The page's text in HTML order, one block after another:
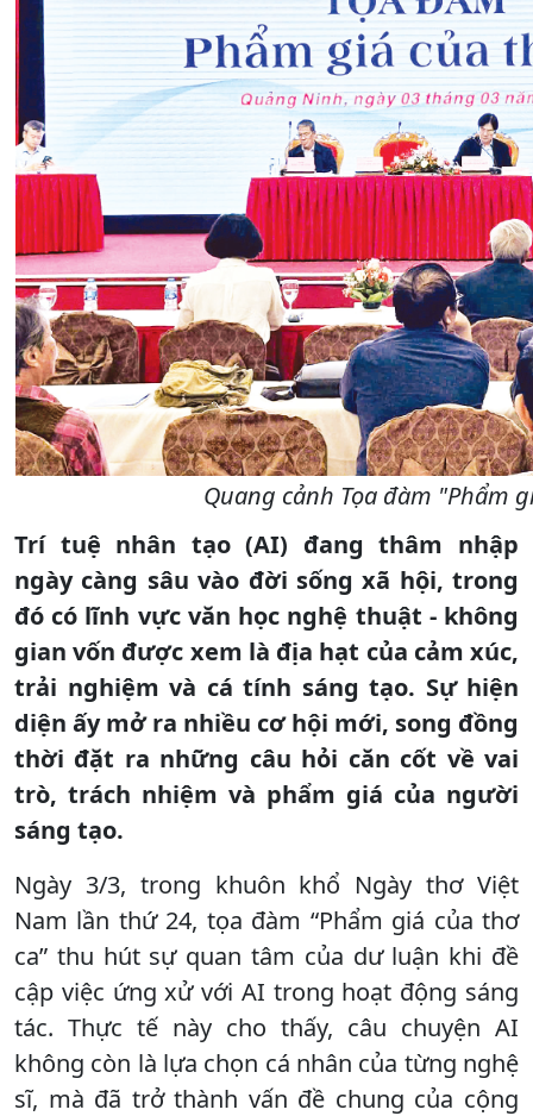
Quang cảnh Tọa đàm "Phẩm
Trí tuệ nhân tạo (AI) đang thâm nhập
ngày càng sâu vào đời sống xã hội, trong
đó có lĩnh vực văn học nghệ thuật - không
gian vốn được xem là địa hạt của cảm xúc,
trải nghiệm và cá tính sáng tạo. Sự hiện
diện ấy mở ra nhiều cơ hội mới, song đồng
thời đặt ra những câu hỏi căn cốt về vai
trò, trách nhiệm và phẩm giá của người
sáng tạo.
Ngày 3/3, trong khuôn khổ Ngày thơ Việt
Nam lần thứ 24, tọa đàm “Phẩm giá của thơ
ca” thu hút sự quan tâm của dư luận khi đề
cập việc ứng xử với AI trong hoạt động sáng
tác. Thực tế này cho thấy, câu chuyện AI
không còn là lựa chọn cá nhân của từng nghệ
sĩ, mà đã trở thành vấn đề chung của cộng